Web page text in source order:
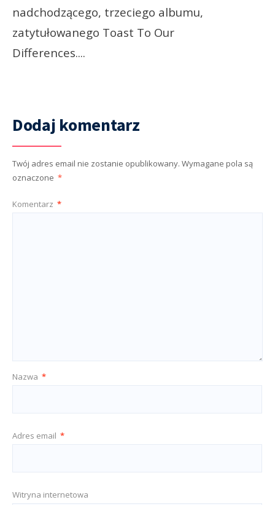
nadchodzącego, trzeciego albumu,
zatytułowanego Toast To Our
Differences....
Dodaj komentarz
Twój adres email nie zostanie opublikowany. Wymagane pola są
oznaczone *
Komentarz *
Nazwa *
Adres email *
Witryna internetowa